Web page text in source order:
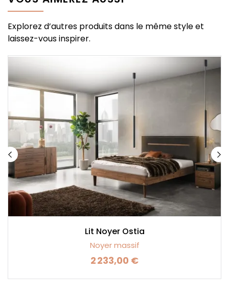
Explorez d’autres produits dans le même style et
laissez-vous inspirer.
Lit Noyer Ostia
Noyer massif
Prix
2 233,00 €